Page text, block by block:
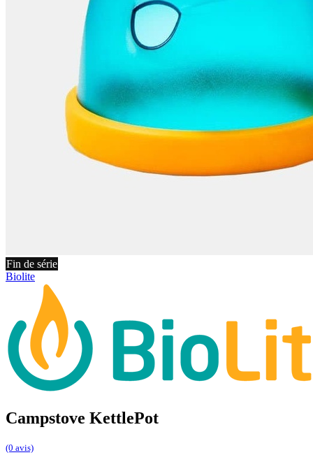
Fin de série
Biolite
Campstove KettlePot
(0 avis)